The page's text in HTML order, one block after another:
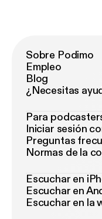
Sobre Podimo
Empleo
Blog
¿Necesitas
Para
Iniciar sesión
Preguntas
Normas de la
Escuchar en
Escuchar en
Escuchar en la